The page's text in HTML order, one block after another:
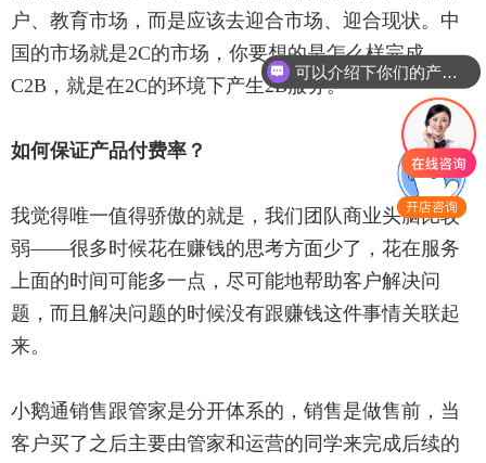
户、教育市场，而是应该去迎合市场、迎合现状。中
国的市场就是2C的市场，你要想的是怎么样完成
C2B，就是在2C的环境下产生2B服务。
如何保证产品付费率？
我觉得唯一值得骄傲的就是，我们团队商业头脑比较
弱——很多时候花在赚钱的思考方面少了，花在服务
上面的时间可能多一点，尽可能地帮助客户解决问
题，而且解决问题的时候没有跟赚钱这件事情关联起
来。
小鹅通销售跟管家是分开体系的，销售是做售前，当
客户买了之后主要由管家和运营的同学来完成后续的
可以介绍下你们的产品么
你们是怎么收费的呢